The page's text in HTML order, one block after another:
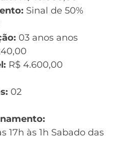
Sinal de 50%
03 anos anos
R$ 4.600,00
02
17h às 1h Sabado das